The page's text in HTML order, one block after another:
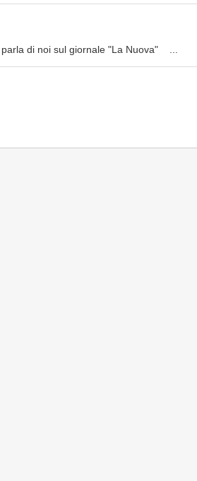
di noi sul giornale "La Nuova" ...